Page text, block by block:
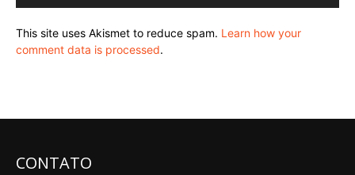
This site uses Akismet to reduce spam. Learn how your
comment data is processed.
CONTATO